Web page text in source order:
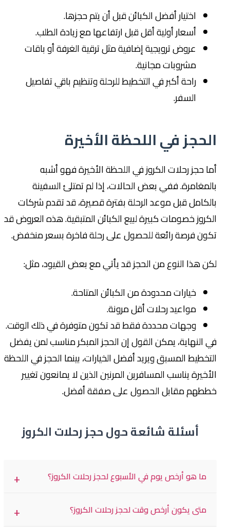
اختيار أفضل الكبائن قبل أن يتم حجزها.
أسعار أولية أقل قبل ارتفاعها مع زيادة الطلب.
عروض ترويجية إضافية مثل ترقية الغرفة أو باقات
مشروبات مجانية.
راحة أكبر في التخطيط للرحلة وتنظيم باقي تفاصيل
السفر.
الحجز في اللحظة الأخيرة
أما حجز رحلات الكروز في اللحظة الأخيرة فهو أشبه
بالمغامرة. ففي بعض الحالات، إذا لم تمتلئ السفينة
بالكامل قبل موعد الرحلة بفترة قصيرة، قد تقدم شركات
الكروز خصومات كبيرة لبيع الكبائن المتبقية. هذه العروض قد
تكون فرصة رائعة للحصول على رحلة فاخرة بسعر منخفض.
لكن هذا النوع من الحجز قد يأتي مع بعض القيود، مثل:
خيارات محدودة من الكبائن المتاحة.
مواعيد رحلات أقل مرونة.
وجهات محددة فقط قد تكون متوفرة في ذلك الوقت.
في النهاية، يمكن القول إن الحجز المبكر مناسب لمن يفضل
التخطيط المسبق ويريد أفضل الخيارات، بينما الحجز في اللحظة
الأخيرة يناسب المسافرين المرنين الذين لا يمانعون تغيير
خططهم مقابل الحصول على صفقة أفضل.
أسئلة شائعة حول حجز رحلات الكروز
ما هو أرخص يوم في الأسبوع لحجز رحلات الكروز؟
غالبًا ما ينصح خبراء السفر بالبحث عن رحلات الكروز في بداية
متى يكون أرخص وقت لحجز رحلات الكروز؟